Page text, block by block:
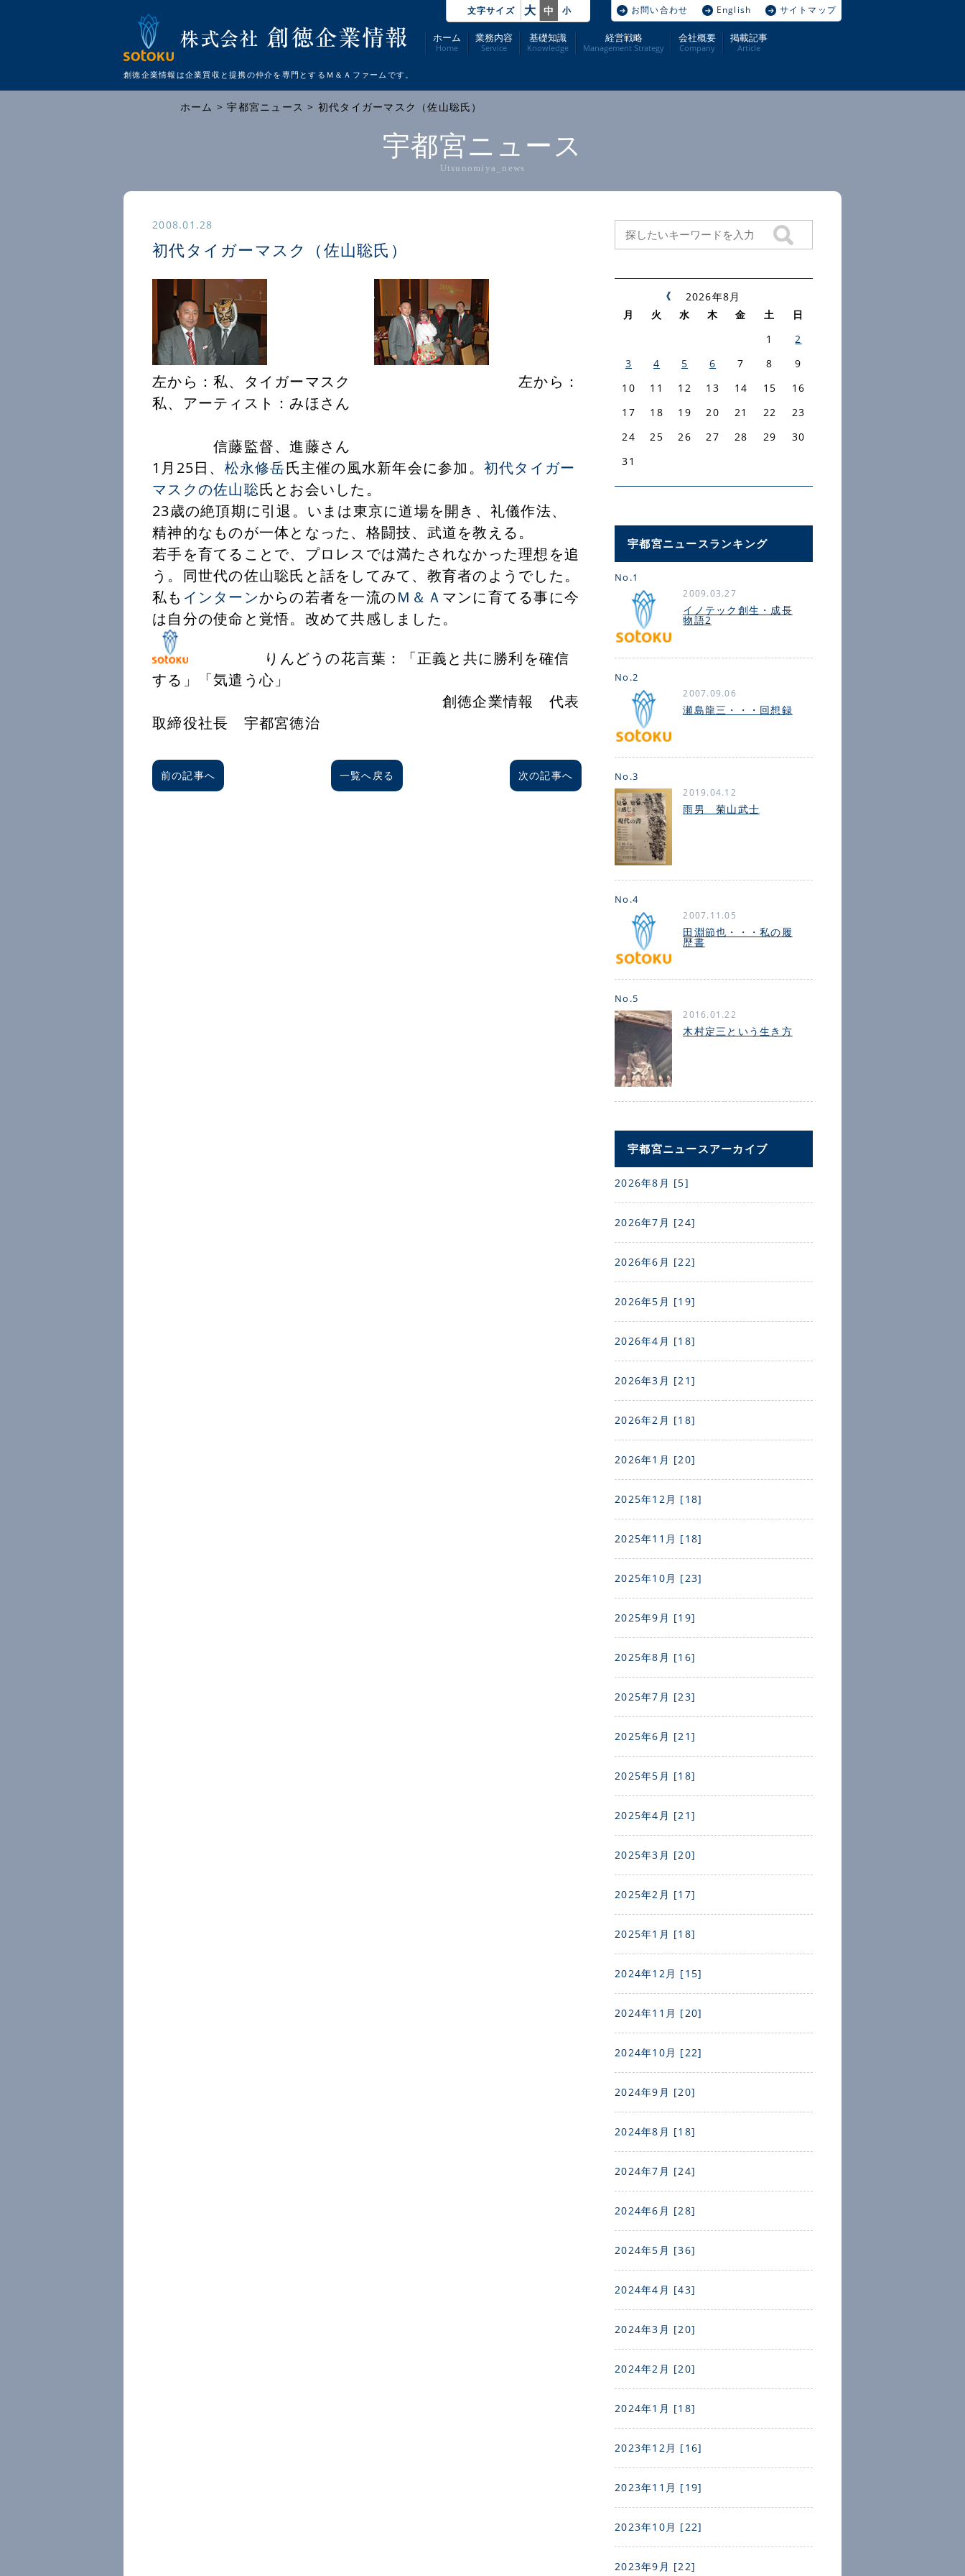
ホーム
Home
業務内容
Service
基礎知識
Knowledge
経営戦略
Management Strategy
会社概要
Company
掲載記事
Article
創徳企業情報は企業買収と提携の仲介を 専門とするＭ＆Ａファームです。
文字サイズ 大 中 小 お問い合わせ English サイトマップ
ホーム >宇都宮ニュース > 初代タイガーマスク（佐山聡氏）
宇都宮ニュース
Utsunomiya_news
2008.01.28
初代タイガーマスク（佐山聡氏）
左から：私、タイガーマスク 左から：
私、アーティスト：みほさん
信藤監督、進藤さん
1月25日、 松永修岳氏主催の風水新年会に参加。 初代タイガー
マスクの佐山聡氏とお会いした。
23歳の絶頂期に引退。いまは東京に道場を開き、礼儀作法、
精神的なものが一体となった、格闘技、武道を教える。
若手を育てることで、プロレスでは満たされなかった理想を追
う。同世代の佐山聡氏と話をしてみて、教育者のようでした。
私も インターンからの若者を一流のＭ＆Ａ マンに育てる事に今
は自分の使命と覚悟。改めて共感しました。
りんどうの花言葉：「正義と共に勝利を確信
する」「気遣う心」
創徳企業情報 代表
取締役社長 宇都宮徳治
前の記事へ 一覧へ戻る 次の記事へ
2026年8月
月
火 水 木 金 土
日
1
2
3
4 5 6 7 8
9
10
11 12 13 14 15
16
17
18 19 20 21 22
23
24
25 26 27 28 29
30
31
宇都宮ニュースランキング
No.1
2009.03.27
イノテック創生・成長
物語2
No.2
2007.09.06
瀬島龍三・・・回想録
No.3
2019.04.12
雨男 菊山武士
No.4
2007.11.05
田淵節也・・・私の履
歴書
No.5
2016.01.22
木村定三という生き方
宇都宮ニュースアーカイブ
2026年8月 [5]
2026年7月 [24]
2026年6月 [22]
2026年5月 [19]
2026年4月 [18]
2026年3月 [21]
2026年2月 [18]
2026年1月 [20]
2025年12月 [18]
2025年11月 [18]
2025年10月 [23]
2025年9月 [19]
2025年8月 [16]
2025年7月 [23]
2025年6月 [21]
2025年5月 [18]
2025年4月 [21]
2025年3月 [20]
2025年2月 [17]
2025年1月 [18]
2024年12月 [15]
2024年11月 [20]
2024年10月 [22]
2024年9月 [20]
2024年8月 [18]
2024年7月 [24]
2024年6月 [28]
2024年5月 [36]
2024年4月 [43]
2024年3月 [20]
2024年2月 [20]
2024年1月 [18]
2023年12月 [16]
2023年11月 [19]
2023年10月 [22]
2023年9月 [22]